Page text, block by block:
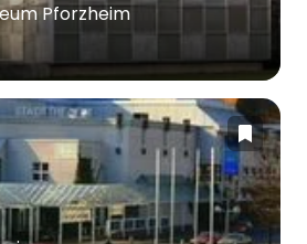
Pforzheim